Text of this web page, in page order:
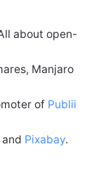
about open-
Manjaro
of Publii
Pixabay.